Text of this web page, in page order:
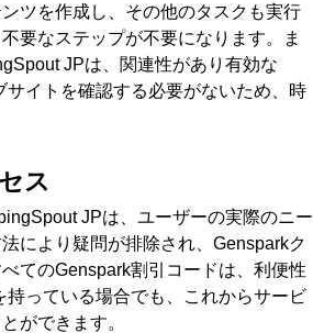
ツを作成し、その他のタスクも実行
要なステップが不要になります。ま
JPは、関連性があり有効な
イトを確認する必要がないため、時
ス
JPは、ユーザーの実際のニー
により疑問が排除され、 Gensparkク
てのGenspark割引コードは、利便性
持っている場合でも、これからサービ
ができます。